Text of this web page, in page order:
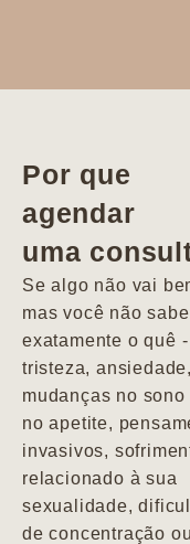
Por que
agendar
uma
Se algo não vai
mas você não sabe
exatamente o quê -
tristeza, ansiedade,
mudanças no sono
no apetite,
invasivos,
relacionado à sua
sexualidade,
de concentração ou